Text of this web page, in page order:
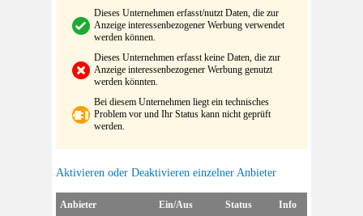
Dieses Unternehmen erfasst/nutzt Daten, die zur
Anzeige interessenbezogener Werbung verwendet
werden können.
Dieses Unternehmen erfasst keine Daten, die zur
Anzeige interessenbezogener Werbung genutzt
werden könnten.
Bei diesem Unternehmen liegt ein technisches
Problem vor und Ihr Status kann nicht geprüft
werden.